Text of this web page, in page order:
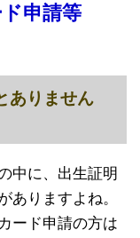
申請等
ありません
中に、出生証明
ありますよね。
ード申請の方は